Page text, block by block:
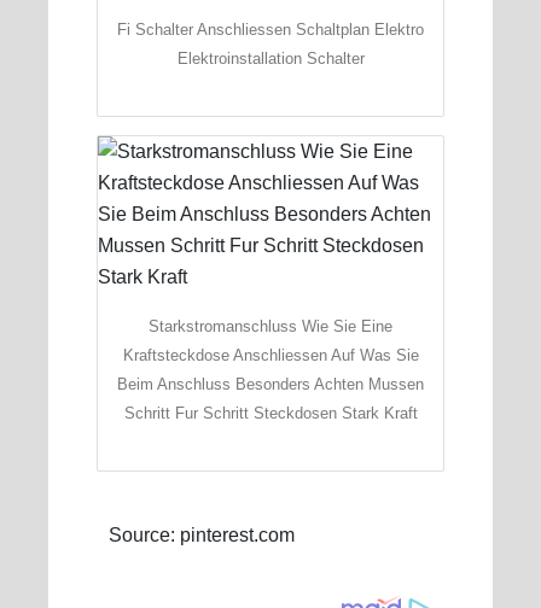
Fi Schalter Anschliessen Schaltplan Elektro
Elektroinstallation Schalter
Starkstromanschluss Wie Sie Eine
Kraftsteckdose Anschliessen Auf Was Sie
Beim Anschluss Besonders Achten Mussen
Schritt Fur Schritt Steckdosen Stark Kraft
Source: pinterest.com